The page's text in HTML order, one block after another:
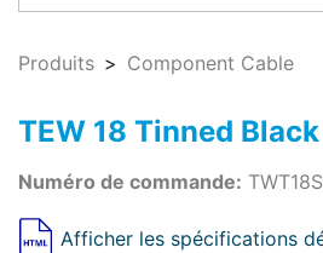
Produits Component Cable
TEW 18 Tinned
Numéro de commande:
Afficher les spécifications